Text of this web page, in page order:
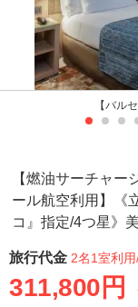
【バル
【燃油サーチャ
ール航空利用】《
コ』指定/4つ星》
旅行代金 2名1室利用
311,800円